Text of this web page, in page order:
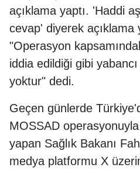
açıklama yaptı. 'Haddi
cevap' diyerek açıklama
"Operasyon
iddia edildiği gibi
yoktur" dedi.
Geçen günlerde
MOSSAD
yapan Sağlık Bakanı
medya platformu X